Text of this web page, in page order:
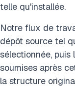
telle qu'installée.
Notre flux de
dépôt source tel
sélectionnée,
soumises après
la structure